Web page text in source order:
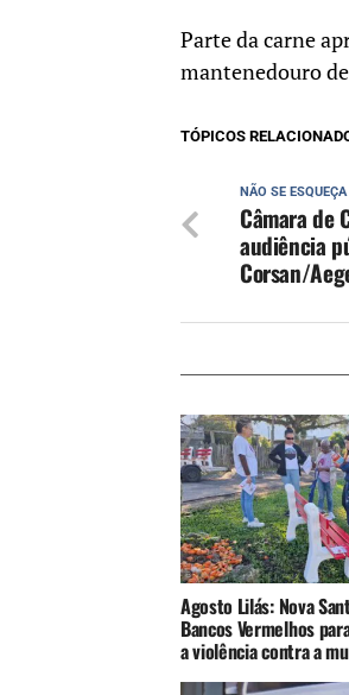
Parte da carne
mantenedouro
TÓPICOS
NÃO SE ESQUEÇA
Câmara de
audiência
Corsan/
Agosto Lilás: Nova
Bancos Vermelhos
a violência contra a